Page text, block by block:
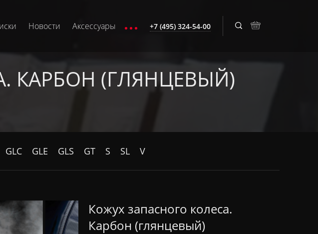
Новости Аксессуары +7 (495) 324-54-00
КАРБОН (ГЛЯНЦЕВЫЙ)
GLC GLE GLS GT S SL V
Кожух запасного колеса.
Карбон (глянцевый)